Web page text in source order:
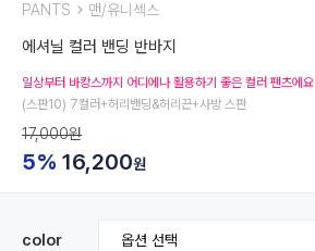
PANTS 맨/유니섹스
에셔닐 컬러 밴딩 반바지
일상부터 바캉스까지 어디에나 활용하기 좋은 컬러 팬츠에요
(스판10) 7컬러+허리밴딩&허리끈+사방 스판
17,000원
5% 16,200원
color